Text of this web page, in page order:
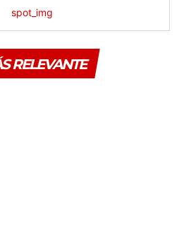
RELEVANTE